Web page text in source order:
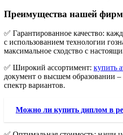
Преимущества нашей
✅ Гарантированное качество:
с использованием технологии
максимальное сходство с
✅ Широкий ассортимент: купить
документ о высшем образовании
спектр вариантов.
Можно ли купить диплом в